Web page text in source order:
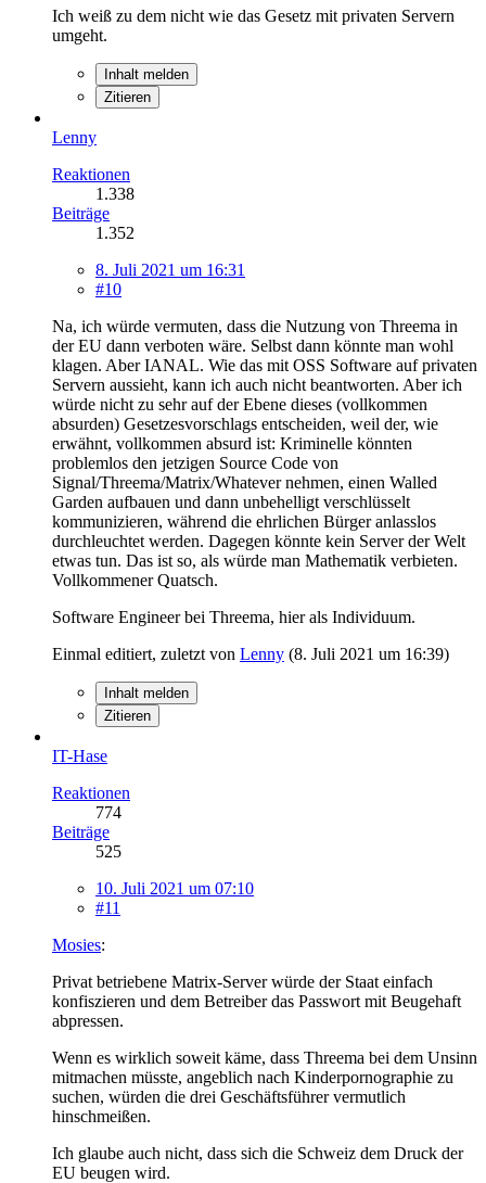
Ich weiß zu dem nicht wie das Gesetz mit privaten Servern
umgeht.
Inhalt melden
Zitieren
Lenny
Reaktionen
1.338
Beiträge
1.352
8. Juli 2021 um 16:31
#10
Na, ich würde vermuten, dass die Nutzung von Threema in
der EU dann verboten wäre. Selbst dann könnte man wohl
klagen. Aber IANAL. Wie das mit OSS Software auf privaten
Servern aussieht, kann ich auch nicht beantworten. Aber ich
würde nicht zu sehr auf der Ebene dieses (vollkommen
absurden) Gesetzesvorschlags entscheiden, weil der, wie
erwähnt, vollkommen absurd ist: Kriminelle könnten
problemlos den jetzigen Source Code von
Signal/Threema/Matrix/Whatever nehmen, einen Walled
Garden aufbauen und dann unbehelligt verschlüsselt
kommunizieren, während die ehrlichen Bürger anlasslos
durchleuchtet werden. Dagegen könnte kein Server der Welt
etwas tun. Das ist so, als würde man Mathematik verbieten.
Vollkommener Quatsch.
Software Engineer bei Threema, hier als Individuum.
Einmal editiert, zuletzt von Lenny (8. Juli 2021 um 16:39)
Inhalt melden
Zitieren
IT-Hase
Reaktionen
774
Beiträge
525
10. Juli 2021 um 07:10
#11
Mosies:
Privat betriebene Matrix-Server würde der Staat einfach
konfiszieren und dem Betreiber das Passwort mit Beugehaft
abpressen.
Wenn es wirklich soweit käme, dass Threema bei dem Unsinn
mitmachen müsste, angeblich nach Kinderpornographie zu
suchen, würden die drei Geschäftsführer vermutlich
hinschmeißen.
Ich glaube auch nicht, dass sich die Schweiz dem Druck der
EU beugen wird.